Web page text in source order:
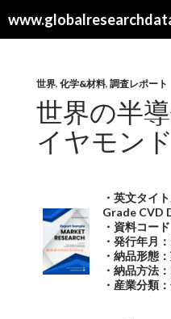
索
世界, 化学&材料, 調査レポート
世界の半
イヤモン
・英文タイ
Grade CVD
・資料コー
・発行年月
・納品形態
・納品方法
・産業分類